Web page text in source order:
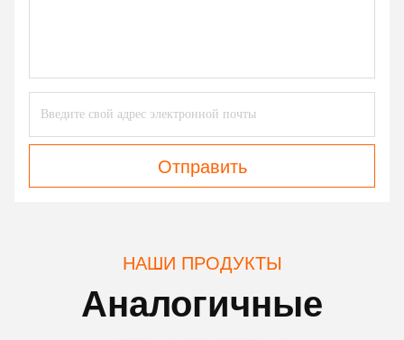
Отправить
НАШИ ПРОДУКТЫ
Аналогичные